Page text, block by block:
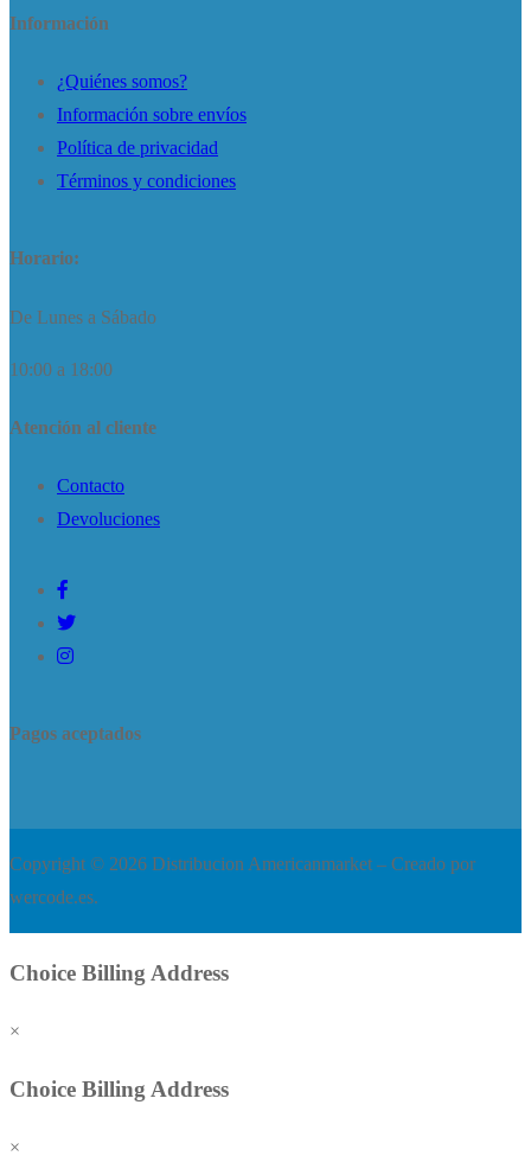
Información
¿Quiénes somos?
Información sobre envíos
Política de privacidad
Términos y condiciones
Horario:
De Lunes a Sábado
10:00 a 18:00
Atención al cliente
Contacto
Devoluciones
Pagos aceptados
Copyright © 2026 Distribucion Americanmarket – Creado por
wercode.es.
Choice Billing Address
×
Choice Billing Address
×